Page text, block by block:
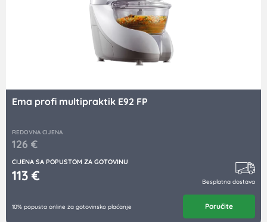
Ema profi multipraktik E92 FP
REDOVNA CIJENA
126 €
CIJENA SA POPUSTOM ZA GOTOVINU
113 € Besplatna dostava
10% popusta online za gotovinsko plaćanje Poručite